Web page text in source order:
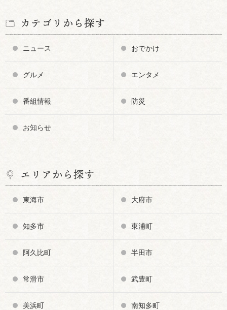
カテゴリから探す
ニュース おでかけ
グルメ エンタメ
番組情報 防災
お知らせ
エリアから探す
東海市 大府市
知多市 東浦町
阿久比町 半田市
常滑市 武豊町
美浜町 南知多町